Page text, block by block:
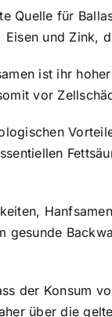
Quelle für
und Zink,
ist ihr
vor
gesunde
der Konsum
über die